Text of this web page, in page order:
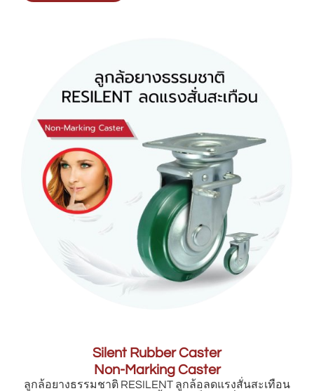
Silent Rubber Caster
Non-Marking Caster
ลูกล้อยางธรรมชาติ RESILENT ลูกล้อลดแรงสั่นสะเทือน